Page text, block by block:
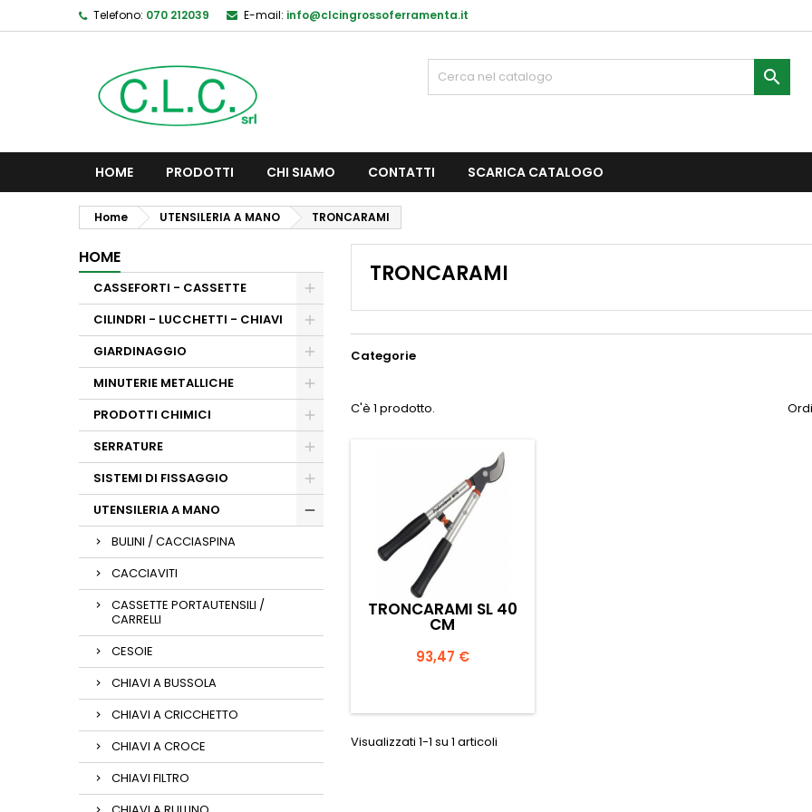
Telefono: 070 212039 E-mail: info@clcingrossoferramenta.it

HOME PRODOTTI CHI SIAMO CONTATTI SCARICA CATALOGO
Home UTENSILERIA A MANO TRONCARAMI
HOME
CASSEFORTI - CASSETTE
CILINDRI - LUCCHETTI - CHIAVI
GIARDINAGGIO
MINUTERIE METALLICHE
PRODOTTI CHIMICI
SERRATURE
SISTEMI DI FISSAGGIO
UTENSILERIA A MANO
BULINI / CACCIASPINA
CACCIAVITI
CASSETTE PORTAUTENSILI /
CARRELLI
CESOIE
CHIAVI A BUSSOLA
CHIAVI A CRICCHETTO
CHIAVI A CROCE
CHIAVI FILTRO
TRONCARAMI
Categorie
C'è 1 prodotto.
TRONCARAMI SL 40
CM
Prezzo
93,47 €
Visualizzati 1-1 su 1 articoli